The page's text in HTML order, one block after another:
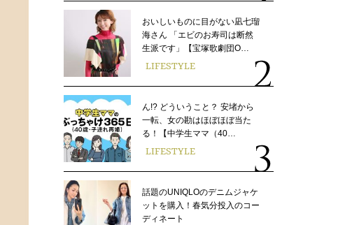
おいしいものに目がない凪七瑠
海さん 「エビのお寿司は断然
生派です」【宝塚歌劇団O…
LIFESTYLE
ん!? どういうこと？ 安堵から
一転、女の勘はほぼほぼ当た
る！【中学生ママ（40…
LIFESTYLE
話題のUNIQLOのデニムジャケ
ットを購入！春気分投入のコー
ディネート